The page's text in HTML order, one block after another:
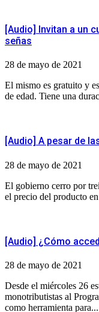
[Audio] Invitan a un
señas
28 de mayo de 2021
El mismo es gratuito y
de edad. Tiene una
[Audio] A pesar de
28 de mayo de 2021
El gobierno cerro por
el precio del producto
[Audio] ¿Cómo
28 de mayo de 2021
Desde el miércoles 26
monotributistas al
como herramienta para...